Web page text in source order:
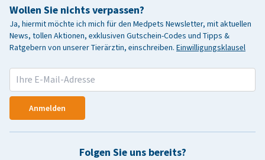
Wollen Sie nichts verpassen?
Ja, hiermit möchte ich mich für den Medpets Newsletter, mit aktuellen
News, tollen Aktionen, exklusiven Gutschein-Codes und Tipps &
Ratgebern von unserer Tierärztin, einschreiben. Einwilligungsklausel
Anmelden
Folgen Sie uns bereits?